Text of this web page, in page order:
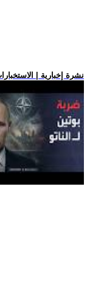
.. نشرة إخبارية |